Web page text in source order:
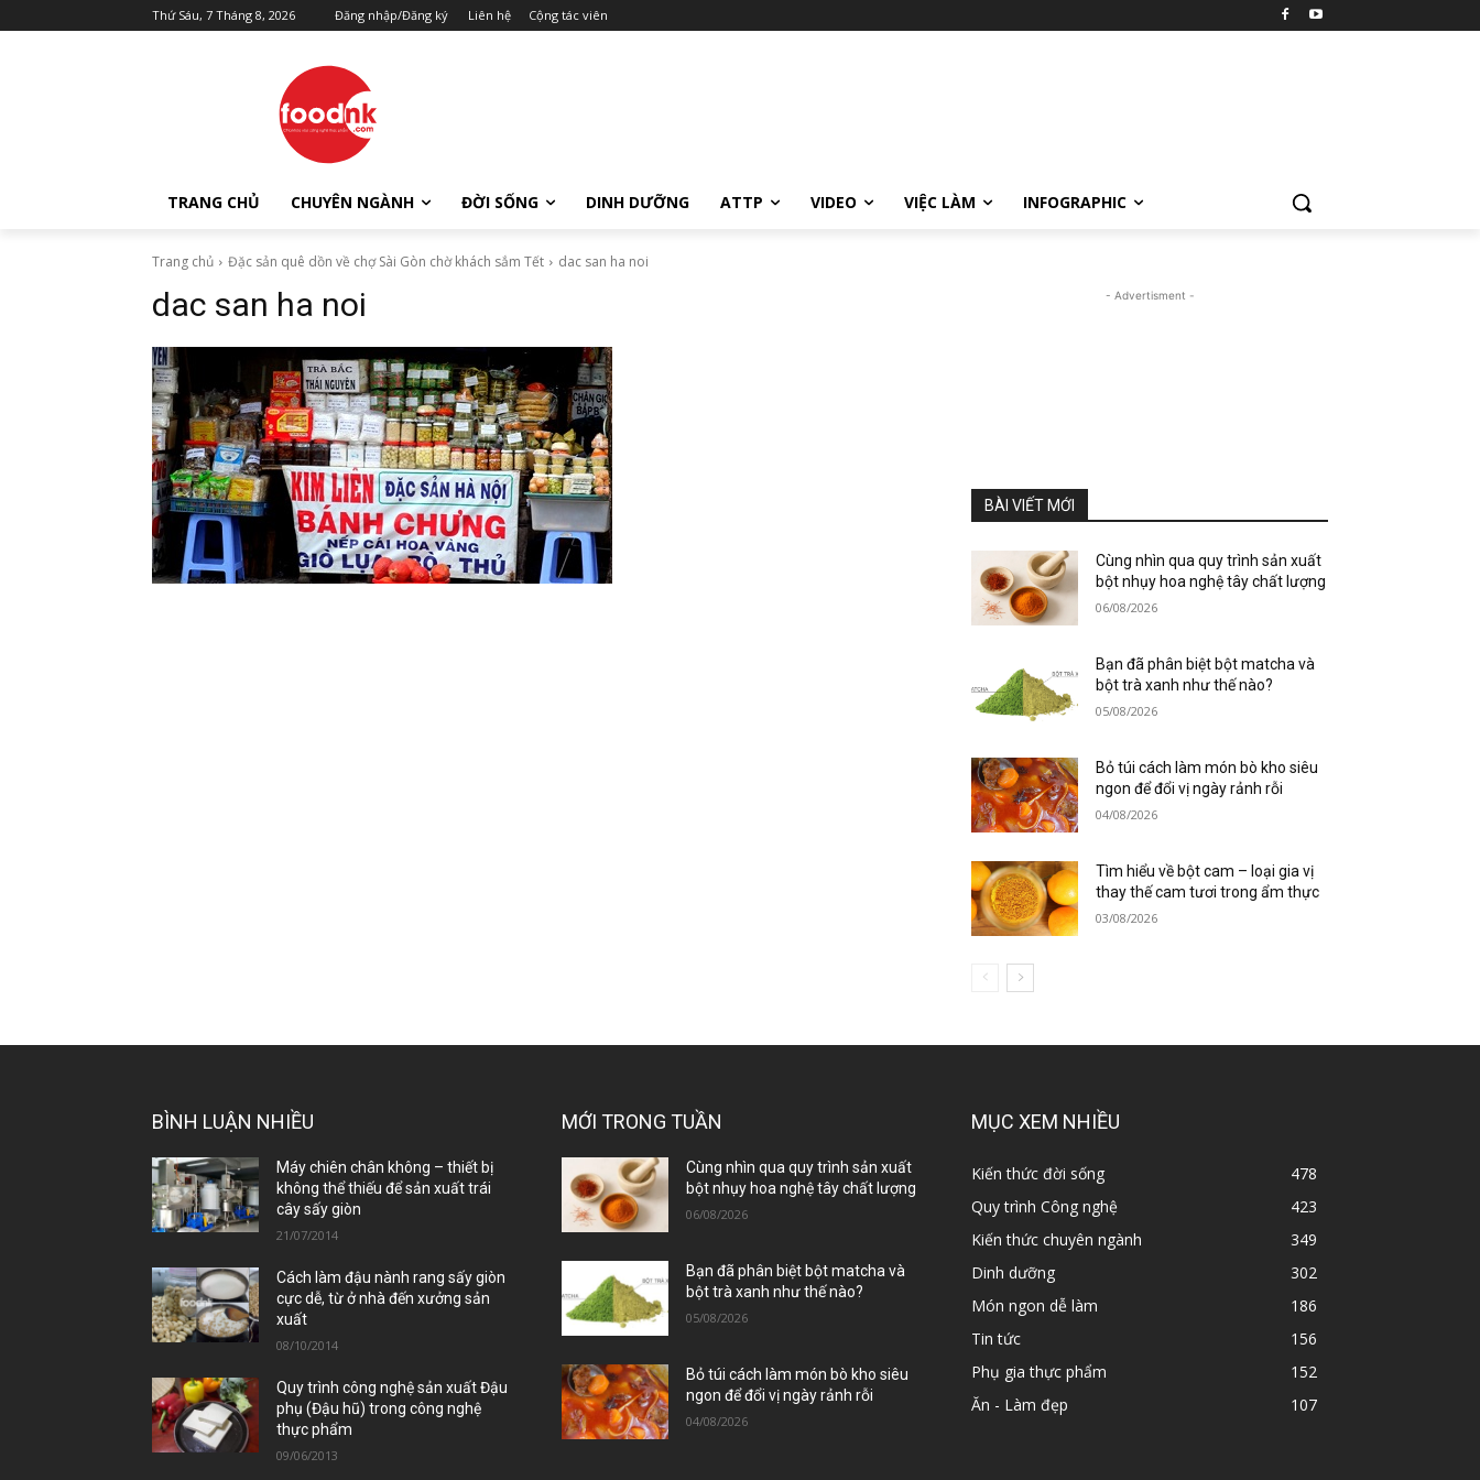
Thứ Sáu, 7 Tháng 8, 2026 Đăng nhập/Đăng ký Liên hệ Cộng tác viên
TRANG CHỦ CHUYÊN NGÀNH ĐỜI SỐNG DINH DƯỠNG ATTP VIDEO VIỆC LÀM INFOGRAPHIC
Trang chủ Đặc sản quê dồn về chợ Sài Gòn chờ khách sắm Tết dac san ha noi
dac san ha noi - Advertisment -
BÀI VIẾT MỚI
Cùng nhìn qua quy trình sản xuất
bột nhụy hoa nghệ tây chất lượng
06/08/2026
Bạn đã phân biệt bột matcha và
bột trà xanh như thế nào?
05/08/2026
Bỏ túi cách làm món bò kho siêu
ngon để đổi vị ngày rảnh rỗi
04/08/2026
Tìm hiểu về bột cam – loại gia vị
thay thế cam tươi trong ẩm thực
03/08/2026
BÌNH LUẬN NHIỀU
Máy chiên chân không – thiết bị
không thể thiếu để sản xuất trái
cây sấy giòn
21/07/2014
Cách làm đậu nành rang sấy giòn
cực dễ, từ ở nhà đến xưởng sản
xuất
08/10/2014
Quy trình công nghệ sản xuất Đậu
phụ (Đậu hũ) trong công nghệ
thực phẩm
09/06/2013
MỚI TRONG TUẦN
Cùng nhìn qua quy trình sản xuất
bột nhụy hoa nghệ tây chất lượng
06/08/2026
Bạn đã phân biệt bột matcha và
bột trà xanh như thế nào?
05/08/2026
Bỏ túi cách làm món bò kho siêu
ngon để đổi vị ngày rảnh rỗi
04/08/2026
MỤC XEM NHIỀU
Kiến thức đời sống
478
Quy trình Công nghệ
423
Kiến thức chuyên ngành
349
Dinh dưỡng
302
Món ngon dễ làm
186
Tin tức
156
Phụ gia thực phẩm
152
Ăn - Làm đẹp
107